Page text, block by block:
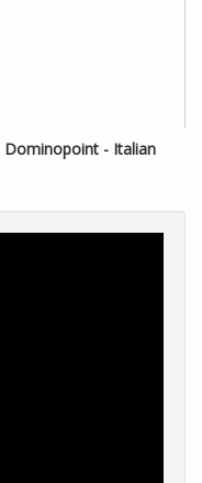
Dominopoint - Italian